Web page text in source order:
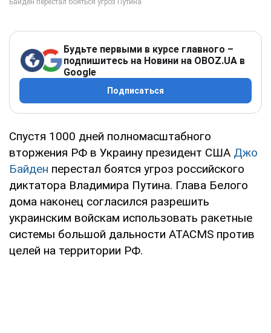
Будьте первыми в курсе главного –
подпишитесь на Новини на OBOZ.UA в
Google
Подписаться
Спустя 1000 дней полномасштабного
вторжения РФ в Украину президент США Джо
Байден перестал боятся угроз российского
диктатора Владимира Путина. Глава Белого
дома наконец согласился разрешить
украинским войскам использовать ракетные
системы большой дальности ATACMS против
целей на территории РФ.